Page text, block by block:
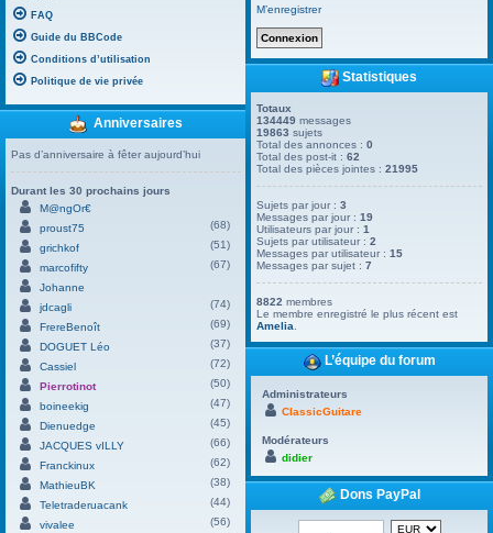
FAQ
Guide du BBCode
Conditions d’utilisation
Politique de vie privée
Anniversaires
Pas d’anniversaire à fêter aujourd’hui
Durant les 30 prochains jours
M@ngOr€
proust75
(68)
grichkof
(51)
marcofifty
(67)
Johanne
jdcagli
(74)
FrereBenoît
(69)
DOGUET Léo
(37)
Cassiel
(72)
Pierrotinot
(50)
boineekig
(47)
Dienuedge
(45)
JACQUES vILLY
(66)
Franckinux
(62)
MathieuBK
(38)
Teletraderuacank
(44)
vivalee
(56)
M’enregistrer
Statistiques
Totaux
134449 messages
19863 sujets
Total des annonces :0
Total des post-it :62
Total des pièces jointes :21995
Sujets par jour :3
Messages par jour :19
Utilisateurs par jour :1
Sujets par utilisateur :2
Messages par utilisateur :15
Messages par sujet :7
8822 membres
Le membre enregistré le plus récent est
Amelia
L’équipe du forum
Administrateurs
ClassicGuitare
Modérateurs
didier
Dons PayPal